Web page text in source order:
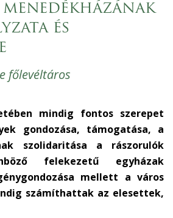
menedékházának
és
főlevéltáros
mindig fontos szerepet
gondozása, támogatása, a
szolidaritása a rászorulók
felekezetű egyházak
mellett a város
számíthattak az elesettek,